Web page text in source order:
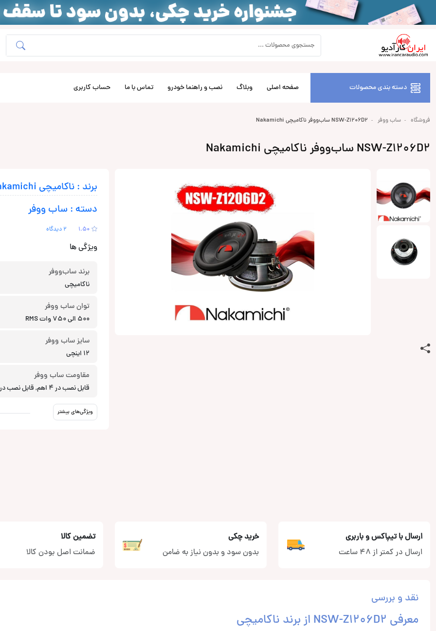
دسته بندی محصولات صفحه اصلی وبلاگ نصب و راهنما خودرو تماس با ما حساب کاربری
فروشگاه ساب ووفر NSW-Z1206D2 ساب‌ووفر ناکامیچی Nakamichi
NSW-Z1206D2 ساب‌ووفر ناکامیچی Nakamichi
برند : ناکامیچی Nakamichi
دسته : ساب ووفر
1.50 2 دیدگاه
ویژگی ها
برند ساب‌ووفر
ناکامیچی
توان ساب ووفر
500 الی 750 وات RMS
سایز ساب ووفر
12 اینچی
مقاومت ساب ووفر
قابل نصب در 4 اهم, قابل نصب در 1 اهم
ویژگی‌های بیشتر
ارسال با تیپاکس و باربری
ارسال در کمتر از 48 ساعت
خرید چکی
بدون سود و بدون نیاز به ضامن
تضمین کالا
ضمانت اصل بودن کالا
نقد و بررسی
معرفی NSW-Z1206D2 از برند ناکامیچی